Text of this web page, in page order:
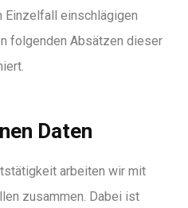
einschlägigen
folgenden Absätzen dieser
Daten
arbeiten wir mit
zusammen. Dabei ist